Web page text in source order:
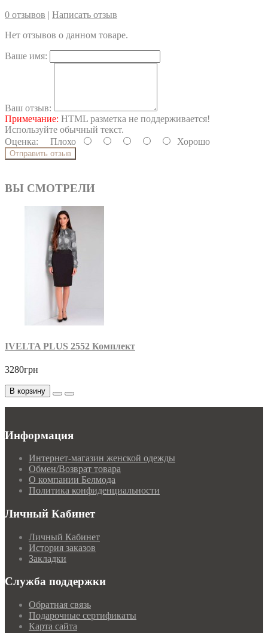
0 отзывов | Написать отзыв
Нет отзывов о данном товаре.
Ваше имя:
Ваш отзыв:
Примечание: HTML разметка не поддерживается!
Используйте обычный текст.
Оценка: Плохо Хорошо
Отправить отзыв
ВЫ СМОТРЕЛИ
IVELTA PLUS 2552 Комплект
3280грн
В корзину
Информация
Интернет-магазин женской одежды
Обмен/Возврат товара
О компании Белмода
Политика конфиденциальности
Личный Кабинет
Личный Кабинет
История заказов
Закладки
Служба поддержки
Обратная связь
Подарочные сертификаты
Карта сайта